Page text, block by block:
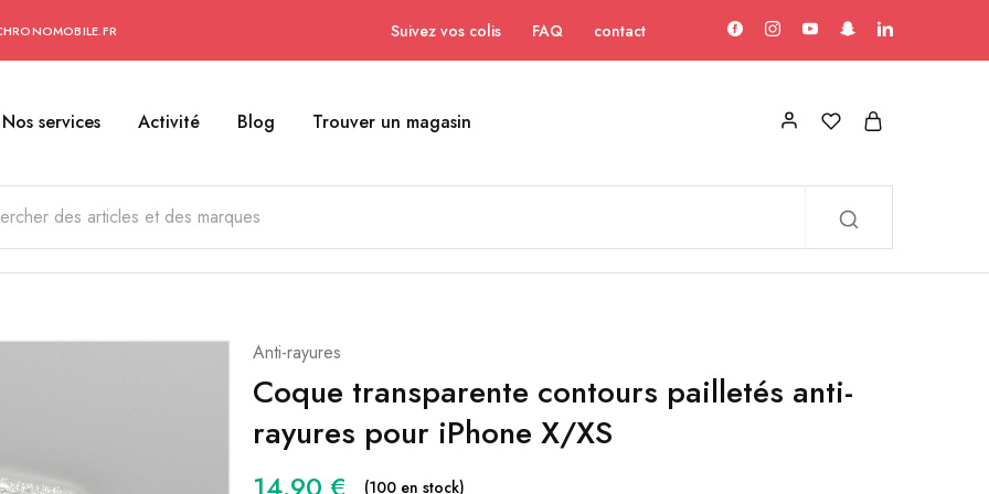
Suivez vos colis FAQ contact
Nos services Activité Blog Trouver un magasin
Anti-rayures
Coque transparente contours pailletés anti-
rayures pour iPhone X/XS
(100 en stock)